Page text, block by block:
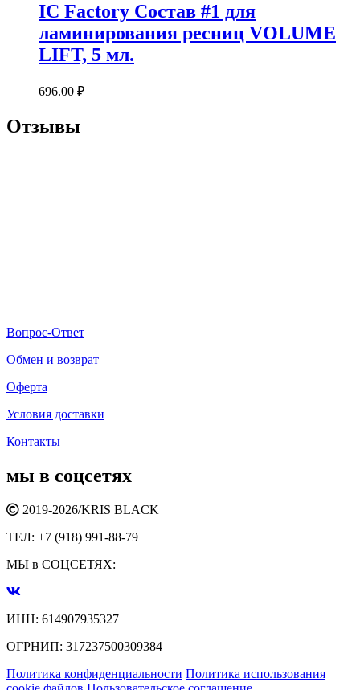
IC Factory Состав #1 для
ламинирования ресниц VOLUME
LIFT, 5 мл.
696.00 ₽
Отзывы
Вопрос-Ответ
Обмен и возврат
Оферта
Условия доставки
Контакты
мы в соцсетях
2019-2026/KRIS BLACK
ТЕЛ: +7 (918) 991-88-79
МЫ в СОЦСЕТЯХ:
ИНН: 614907935327
ОГРНИП: 317237500309384
Политика конфиденциальности Политика использования